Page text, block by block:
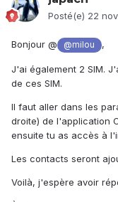
Posté(e) 22
Bonjour @ @milou ,
J'ai également 2 SIM.
de ces SIM.
Il faut aller dans les
droite) de l'application
ensuite tu as accès à
Les contacts seront
Voilà, j'espère avoir